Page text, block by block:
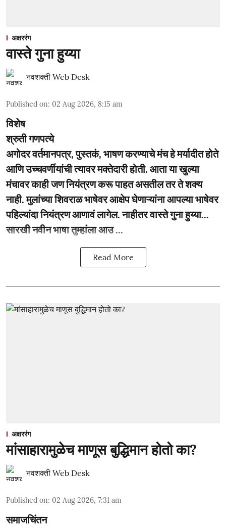
अक्षररंग
वास्ते गुना हुय्या
नवशक्ती Web Desk
Published on: 02 Aug 2026, 8:15 am
विशेष
श्रुती गणपत्ये
अगोदर वर्तमानपत्र, पुस्तकं, भाषण करण्याचे मंच हे मर्यादीत होते
आणि उच्चवर्णीयांची त्यावर मक्तेदारी होती. आता या खुल्या
मंचावर काही जण नियंत्रण करू पाहत असतील तर ते शक्य
नाही. मुलांच्या शिवराळ भाषेवर आक्षेप घेणाऱ्यांना आपल्या भाषेवर
पहिल्यांदा नियंत्रण आणावं लागेल. नाहीतर वास्ते गुना हुय्या...
सारखी नवीन भाषा तुम्हांला आउ ...
Read More
अक्षररंग
मांसाहारामुळेच माणूस बुद्धिमान होतो का?
नवशक्ती Web Desk
Published on: 02 Aug 2026, 7:31 am
समाजचिंतन